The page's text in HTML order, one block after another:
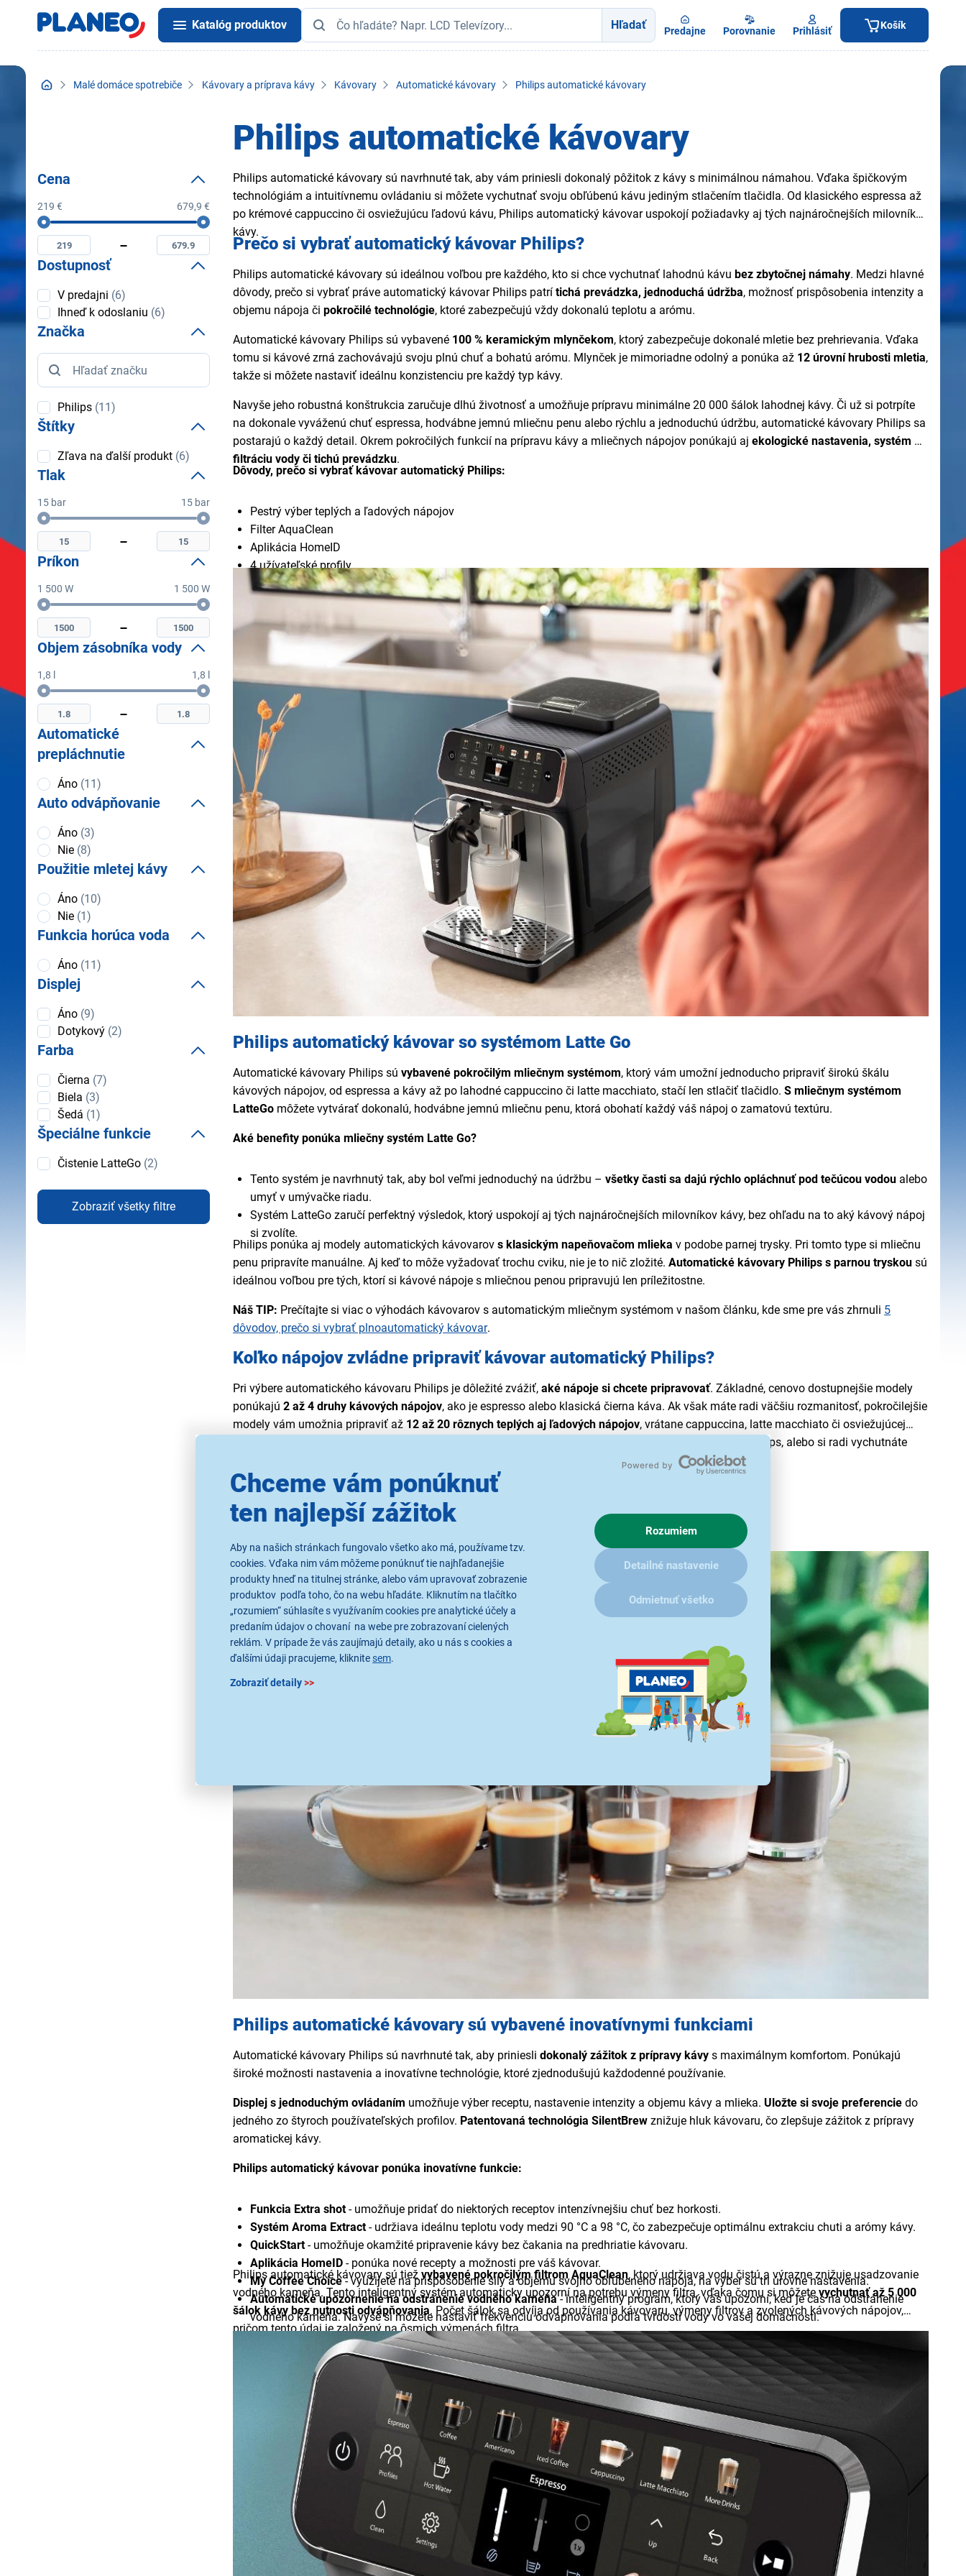
Chceme vám ponúknuť
ten najlepší zážitok
Aby na našich stránkach fungovalo všetko ako má, používame tzv.
cookies. Vďaka nim vám môžeme ponúknuť tie najhľadanejšie
produkty hneď na titulnej stránke, alebo vám upravovať zobrazenie
produktov podľa toho, čo na webu hľadáte. Kliknutím na tlačítko
„rozumiem“ súhlasíte s využívaním cookies pre analytické účely a
predaním údajov o chovaní na webe pre zobrazovaní cielených
reklám. V prípade že vás zaujímajú detaily, ako u nás s cookies a
ďalšími údaji pracujeme, kliknite sem.
Zobraziť detaily>>
Rozumiem
Detailné nastavenie
Odmietnuť všetko
Katalóg produktov Hľadať Predajne Porovnanie Prihlásiť Košík
Malé domáce spotrebiče Kávovary a príprava kávy Kávovary Automatické kávovary Philips automatické kávovary
Philips automatické kávovary
Philips automatické kávovary sú navrhnuté tak, aby vám priniesli dokonalý pôžitok z kávy s minimálnou námahou. Vďaka špičkovým
technológiám a intuitívnemu ovládaniu si môžete vychutnať svoju obľúbenú kávu jediným stlačením tlačidla. Od klasického espressa až
po krémové cappuccino či osviežujúcu ľadovú kávu, Philips automatický kávovar uspokojí požiadavky aj tých najnáročnejších milovníkov
kávy.
Prečo si vybrať automatický kávovar Philips?
Philips automatické kávovary sú ideálnou voľbou pre každého, kto si chce vychutnať lahodnú kávu bez zbytočnej námahy. Medzi hlavné
dôvody, prečo si vybrať práve automatický kávovar Philips patrí tichá prevádzka, jednoduchá údržba, možnosť prispôsobenia intenzity a
objemu nápoja či pokročilé technológie, ktoré zabezpečujú vždy dokonalú teplotu a arómu.
Automatické kávovary Philips sú vybavené 100 % keramickým mlynčekom, ktorý zabezpečuje dokonalé mletie bez prehrievania. Vďaka
tomu si kávové zrná zachovávajú svoju plnú chuť a bohatú arómu. Mlynček je mimoriadne odolný a ponúka až 12 úrovní hrubosti mletia,
takže si môžete nastaviť ideálnu konzistenciu pre každý typ kávy.
Navyše jeho robustná konštrukcia zaručuje dlhú životnosť a umožňuje prípravu minimálne 20 000 šálok lahodnej kávy. Či už si potrpíte
na dokonale vyváženú chuť espressa, hodvábne jemnú mliečnu penu alebo rýchlu a jednoduchú údržbu, automatické kávovary Philips sa
postarajú o každý detail. Okrem pokročilých funkcií na prípravu kávy a mliečnych nápojov ponúkajú aj ekologické nastavenia, systém na
filtráciu vody či tichú prevádzku.
Dôvody, prečo si vybrať kávovar automatický Philips:
Pestrý výber teplých a ľadových nápojov
Filter AquaClean
Aplikácia HomeID
4 užívateľské profily
Patentovaná technológia SilentBrew
Mlynček s rôznymi stupňami nastavenia
100 % keramické mlynčeky
Diely umývateľné v umývačke riadu
5 Eco nastavení na zníženie spotreby vody a energie
Odnímateľná varná jednotka
Philips automatický kávovar so systémom Latte Go
Automatické kávovary Philips sú vybavené pokročilým mliečnym systémom, ktorý vám umožní jednoducho pripraviť širokú škálu
kávových nápojov, od espressa a kávy až po lahodné cappuccino či latte macchiato, stačí len stlačiť tlačidlo. S mliečnym systémom
LatteGo môžete vytvárať dokonalú, hodvábne jemnú mliečnu penu, ktorá obohatí každý váš nápoj o zamatovú textúru.
Aké benefity ponúka mliečny systém Latte Go?
Tento systém je navrhnutý tak, aby bol veľmi jednoduchý na údržbu – všetky časti sa dajú rýchlo opláchnuť pod tečúcou vodou alebo
umyť v umývačke riadu.
Systém LatteGo zaručí perfektný výsledok, ktorý uspokojí aj tých najnáročnejších milovníkov kávy, bez ohľadu na to aký kávový nápoj
si zvolíte.
Philips ponúka aj modely automatických kávovarov s klasickým napeňovačom mlieka v podobe parnej trysky. Pri tomto type si mliečnu
penu pripravíte manuálne. Aj keď to môže vyžadovať trochu cviku, nie je to nič zložité. Automatické kávovary Philips s parnou tryskou sú
ideálnou voľbou pre tých, ktorí si kávové nápoje s mliečnou penou pripravujú len príležitostne.
Náš TIP: Prečítajte si viac o výhodách kávovarov s automatickým mliečnym systémom v našom článku, kde sme pre vás zhrnuli 5
dôvodov, prečo si vybrať plnoautomatický kávovar.
Koľko nápojov zvládne pripraviť kávovar automatický Philips?
Pri výbere automatického kávovaru Philips je dôležité zvážiť, aké nápoje si chcete pripravovať. Základné, cenovo dostupnejšie modely
ponúkajú 2 až 4 druhy kávových nápojov, ako je espresso alebo klasická čierna káva. Ak však máte radi väčšiu rozmanitosť, pokročilejšie
modely vám umožnia pripraviť až 12 až 20 rôznych teplých aj ľadových nápojov, vrátane cappuccina, latte macchiato či osviežujúcej
ľadovej kávy. Pred kúpou sa preto oplatí premyslieť, či vám postačí jednoduchší automatický kávovar Philips, alebo si radi vychutnáte
Philips EP2331/10 - zvládne pripraviť 4 druhy nápojov.
Philips EP4443/70- umožňuje prípravu 12 rôznych nápojov.
Philips EP5546/70
Philips automatické kávovary sú vybavené inovatívnymi funkciami
Automatické kávovary Philips sú navrhnuté tak, aby priniesli dokonalý zážitok z prípravy kávy s maximálnym komfortom. Ponúkajú
široké možnosti nastavenia a inovatívne technológie, ktoré zjednodušujú každodenné používanie.
Displej s jednoduchým ovládaním umožňuje výber receptu, nastavenie intenzity a objemu kávy a mlieka. Uložte si svoje preferencie do
jedného zo štyroch používateľských profilov. Patentovaná technológia SilentBrew znižuje hluk kávovaru, čo zlepšuje zážitok z prípravy
aromatickej kávy.
Philips automatický kávovar ponúka inovatívne funkcie:
Funkcia Extra shot- umožňuje pridať do niektorých receptov intenzívnejšiu chuť bez horkosti.
Systém Aroma Extract- udržiava ideálnu teplotu vody medzi 90 °C a 98 °C, čo zabezpečuje optimálnu extrakciu chuti a arómy kávy.
QuickStart- umožňuje okamžité pripravenie kávy bez čakania na predhriatie kávovaru.
Aplikácia HomeID - ponúka nové recepty a možnosti pre váš kávovar.
My Coffee Choice- využijete na prispôsobenie sily a objemu svojho obľúbeného nápoja, na výber sú tri úrovne nastavenia.
Automatické upozornenie na odstránenie vodného kameňa- inteligentný program, ktorý vás upozorní, keď je čas na odstránenie
vodného kameňa. Navyše si môžete nastaviť frekvenciu odvápňovania podľa tvrdosti vody vo vašej domácnosti.
Philips automatické kávovary sú tiež vybavené pokročilým filtrom AquaClean, ktorý udržiava vodu čistú a výrazne znižuje usadzovanie
vodného kameňa. Tento inteligentný systém automaticky upozorní na potrebu výmeny filtra, vďaka čomu si môžete vychutnať až 5 000
šálok kávy bez nutnosti odvápňovania. Počet šálok sa odvíja od používania kávovaru, výmeny filtrov a zvolených kávových nápojov,
pričom tento údaj je založený na ôsmich výmenách filtra.
Cena
219 € 679,9 €
Cena
Minimální
cena
Maximální
cena
Dostupnosť
Dostupnosť
V predajni (6)
Ihneď k odoslaniu (6)
Značka
Značka
Philips (11)
Štítky
ŠtítkyZľava na ďalší produkt (6)
Tlak
15 bar 15 bar
Tlak
Minimální
tlak
Maximální
tlak
Príkon
1 500 W 1 500 W
Príkon
Minimální
príkon
Maximální
príkon
Objem zásobníka vody
1,8 l 1,8 l
Objem
zásobníka
vody
Minimální
objem
zásobníka
vody
Maximální
objem
zásobníka
vody
Automatické
prepláchnutie
Automatické
prepláchnutie
Áno (11)
Auto odvápňovanie
Auto
odvápňovanie
Áno (3)
Nie (8)
Použitie mletej kávy
Použitie
mletej
kávy
Áno (10)
Nie (1)
Funkcia horúca voda
Funkcia
horúca
voda
Áno (11)
Displej
Displej
Áno (9)
Dotykový (2)
Farba
FarbaČierna (7)
Biela (3)
Šedá (1)
Špeciálne funkcie
Špeciálne
funkcie
Čistenie LatteGo (2)
Zobraziť všetky filtre